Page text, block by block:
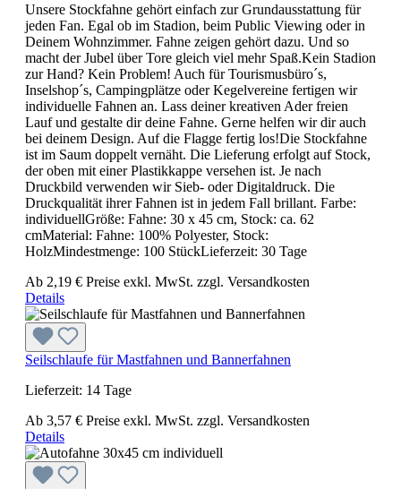
Unsere Stockfahne gehört einfach zur Grundausstattung für
jeden Fan. Egal ob im Stadion, beim Public Viewing oder in
Deinem Wohnzimmer. Fahne zeigen gehört dazu. Und so
macht der Jubel über Tore gleich viel mehr Spaß.Kein Stadion
zur Hand? Kein Problem! Auch für Tourismusbüro´s,
Inselshop´s, Campingplätze oder Kegelvereine fertigen wir
individuelle Fahnen an. Lass deiner kreativen Ader freien
Lauf und gestalte dir deine Fahne. Gerne helfen wir dir auch
bei deinem Design. Auf die Flagge fertig los!Die Stockfahne
ist im Saum doppelt vernäht. Die Lieferung erfolgt auf Stock,
der oben mit einer Plastikkappe versehen ist. Je nach
Druckbild verwenden wir Sieb- oder Digitaldruck. Die
Druckqualität ihrer Fahnen ist in jedem Fall brillant. Farbe:
individuellGröße: Fahne: 30 x 45 cm, Stock: ca. 62
cmMaterial: Fahne: 100% Polyester, Stock:
HolzMindestmenge: 100 StückLieferzeit: 30 Tage
Ab 2,19 € Preise exkl. MwSt. zzgl. Versandkosten
Details
Seilschlaufe für Mastfahnen und Bannerfahnen
Lieferzeit: 14 Tage
Ab 3,57 € Preise exkl. MwSt. zzgl. Versandkosten
Details